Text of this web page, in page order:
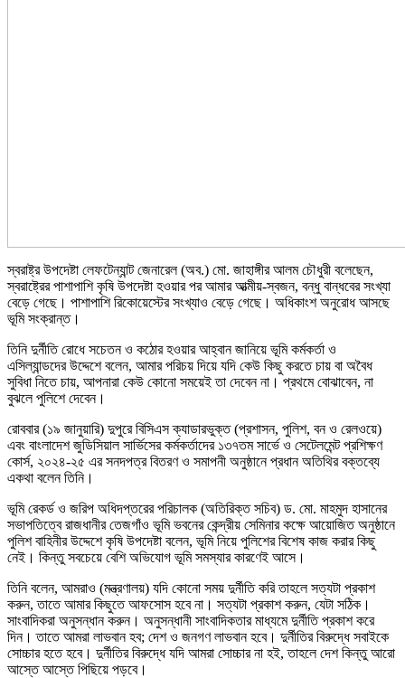
স্বরাষ্ট্র উপদেষ্টা লেফটেন্যান্ট জেনারেল (অব.) মো. জাহাঙ্গীর আলম চৌধুরী বলেছেন,
স্বরাষ্ট্রের পাশাপাশি কৃষি উপদেষ্টা হওয়ার পর আমার আত্মীয়-স্বজন, বন্ধু বান্ধবের সংখ্যা
বেড়ে গেছে। পাশাপাশি রিকোয়েস্টের সংখ্যাও বেড়ে গেছে। অধিকাংশ অনুরোধ আসছে
ভূমি সংক্রান্ত।
তিনি দুর্নীতি রোধে সচেতন ও কঠোর হওয়ার আহ্বান জানিয়ে ভূমি কর্মকর্তা ও
এসিল্যান্ডদের উদ্দেশে বলেন, আমার পরিচয় দিয়ে যদি কেউ কিছু করতে চায় বা অবৈধ
সুবিধা নিতে চায়, আপনারা কেউ কোনো সময়েই তা দেবেন না। প্রথমে বোঝাবেন, না
বুঝলে পুলিশে দেবেন।
রোববার (১৯ জানুয়ারি) দুপুরে বিসিএস ক্যাডারভুক্ত (প্রশাসন, পুলিশ, বন ও রেলওয়ে)
এবং বাংলাদেশ জুডিসিয়াল সার্ভিসের কর্মকর্তাদের ১৩৭তম সার্ভে ও সেটেলমেন্ট প্রশিক্ষণ
কোর্স, ২০২৪-২৫ এর সনদপত্র বিতরণ ও সমাপনী অনুষ্ঠানে প্রধান অতিথির বক্তব্যে
একথা বলেন তিনি।
ভূমি রেকর্ড ও জরিপ অধিদপ্তরের পরিচালক (অতিরিক্ত সচিব) ড. মো. মাহমুদ হাসানের
সভাপতিত্বে রাজধানীর তেজগাঁও ভূমি ভবনের কেন্দ্রীয় সেমিনার কক্ষে আয়োজিত অনুষ্ঠানে
পুলিশ বাহিনীর উদ্দেশে কৃষি উপদেষ্টা বলেন, ভূমি নিয়ে পুলিশের বিশেষ কাজ করার কিছু
নেই। কিন্তু সবচেয়ে বেশি অভিযোগ ভূমি সমস্যার কারণেই আসে।
তিনি বলেন, আমরাও (মন্ত্রণালয়) যদি কোনো সময় দুর্নীতি করি তাহলে সত্যটা প্রকাশ
করুন, তাতে আমার কিছুতে আফসোস হবে না। সত্যটা প্রকাশ করুন, যেটা সঠিক।
সাংবাদিকরা অনুসন্ধান করুন। অনুসন্ধানী সাংবাদিকতার মাধ্যমে দুর্নীতি প্রকাশ করে
দিন। তাতে আমরা লাভবান হব; দেশ ও জনগণ লাভবান হবে। দুর্নীতির বিরুদ্ধে সবাইকে
সোচ্চার হতে হবে। দুর্নীতির বিরুদ্ধে যদি আমরা সোচ্চার না হই, তাহলে দেশ কিন্তু আরো
আস্তে আস্তে পিছিয়ে পড়বে।